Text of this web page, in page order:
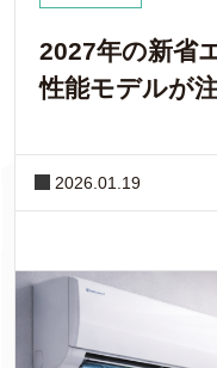
2027年の新省
性能モデルが
2026.01.19